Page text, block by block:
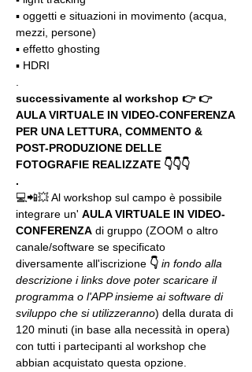
▪️ oggetti e situazioni in movimento (acqua,
mezzi, persone)
▪️ effetto ghosting
▪️ HDRI
successivamente al workshop 👉 👉
AULA VIRTUALE IN VIDEO-CONFERENZA
PER UNA LETTURA, COMMENTO &
POST-PRODUZIONE DELLE
FOTOGRAFIE REALIZZATE 👇👇👇
.
💻📲💥 Al workshop sul campo è possibile
integrare un' AULA VIRTUALE IN VIDEO-
CONFERENZA di gruppo (ZOOM o altro
canale/software se specificato
diversamente all'iscrizione 👇 in fondo alla
descrizione i links dove poter scaricare il
programma o l'APP insieme ai software di
sviluppo che si utilizzeranno) della durata di
120 minuti (in base alla necessità in opera)
con tutti i partecipanti al workshop che
abbian acquistato questa opzione.